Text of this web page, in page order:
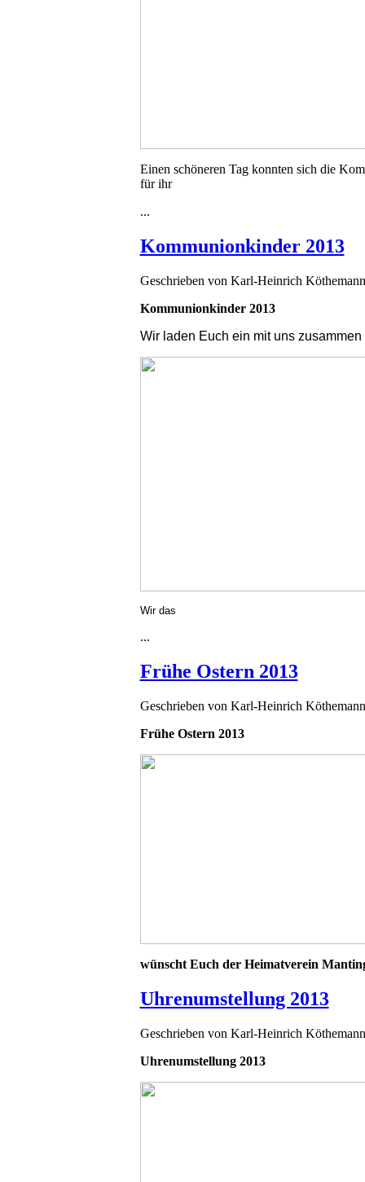
Einen schöneren Tag konnten sich die
für ihr
...
Kommunionkinder 2013
Geschrieben von Karl-Heinrich Köthemann
Kommunionkinder 2013
Wir laden Euch ein mit uns zusammen
Wir das
...
Frühe Ostern 2013
Geschrieben von Karl-Heinrich Köthemann
Frühe Ostern 2013
wünscht Euch der Heimatverein
Uhrenumstellung 2013
Geschrieben von Karl-Heinrich Köthemann
Uhrenumstellung 2013